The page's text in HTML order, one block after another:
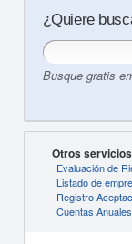
¿Quiere
Busque gratis
Otros
Evaluación de
Listado de
Registro
Cuentas Anuales